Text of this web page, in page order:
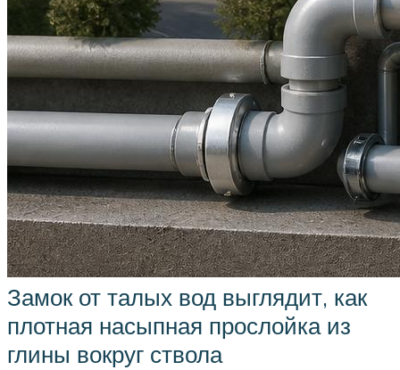
Замок от талых вод выглядит, как
плотная насыпная прослойка из
глины вокруг ствола